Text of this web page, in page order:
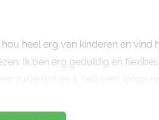
hou heel erg van kinderen en vind
Ik ben erg geduldig en